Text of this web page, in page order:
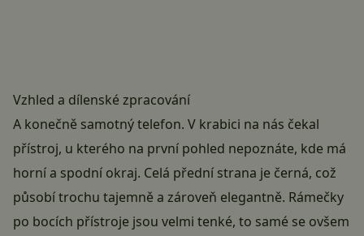
Vzhled a dílenské zpracování
A konečně samotný telefon. V krabici na nás čekal
přístroj, u kterého na první pohled nepoznáte, kde má
horní a spodní okraj. Celá přední strana je černá, což
působí trochu tajemně a zároveň elegantně. Rámečky
po bocích přístroje jsou velmi tenké, to samé se ovšem